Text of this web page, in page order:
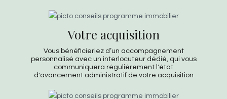
Votre acquisition
Vous bénéficieriez d’un accompagnement
personnalisé avec un interlocuteur dédié, qui vous
communiquera régulièrement l'état
d'avancement administratif de votre acquisition